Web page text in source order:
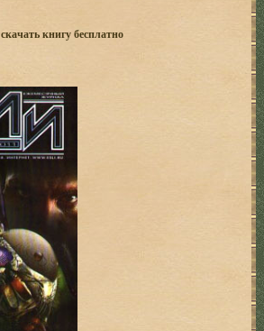
скачать книгу бесплатно